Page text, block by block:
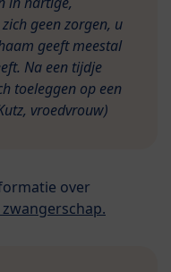
geen zorgen, u
geeft meestal
Na een tijdje
toeleggen op een
vroedvrouw)
over